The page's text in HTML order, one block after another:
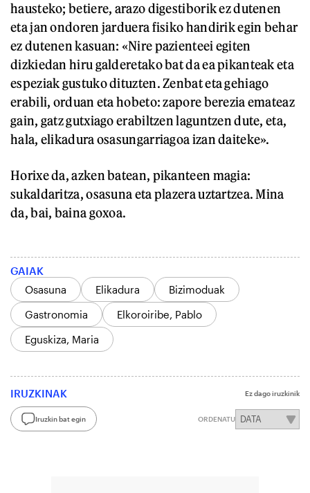
hausteko; betiere, arazo digestiborik ez dutenen
eta jan ondoren jarduera fisiko handirik egin behar
ez dutenen kasuan: «Nire pazienteei egiten
dizkiedan hiru galderetako bat da ea pikanteak eta
espeziak gustuko dituzten. Zenbat eta gehiago
erabili, orduan eta hobeto: zapore berezia emateaz
gain, gatz gutxiago erabiltzen laguntzen dute, eta,
hala, elikadura osasungarriagoa izan daiteke».
Horixe da, azken batean, pikanteen magia:
sukaldaritza, osasuna eta plazera uztartzea. Mina
da, bai, baina goxoa.
GAIAK
Osasuna
Elikadura
Bizimoduak
Gastronomia
Elkoroiribe, Pablo
Eguskiza, Maria
IRUZKINAK Ez dago iruzkinik
Iruzkin bat egin ORDENATU